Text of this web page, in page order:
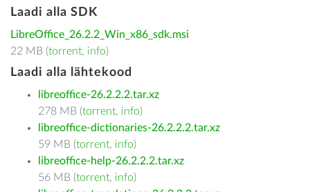
Laadi alla SDK
LibreOffice_26.2.2_Win_x86_sdk.msi
22 MB (torrent, info)
Laadi alla lähtekood
libreoffice-26.2.2.2.tar.xz
278 MB (torrent, info)
libreoffice-dictionaries-26.2.2.2.tar.xz
59 MB (torrent, info)
libreoffice-help-26.2.2.2.tar.xz
56 MB (torrent, info)